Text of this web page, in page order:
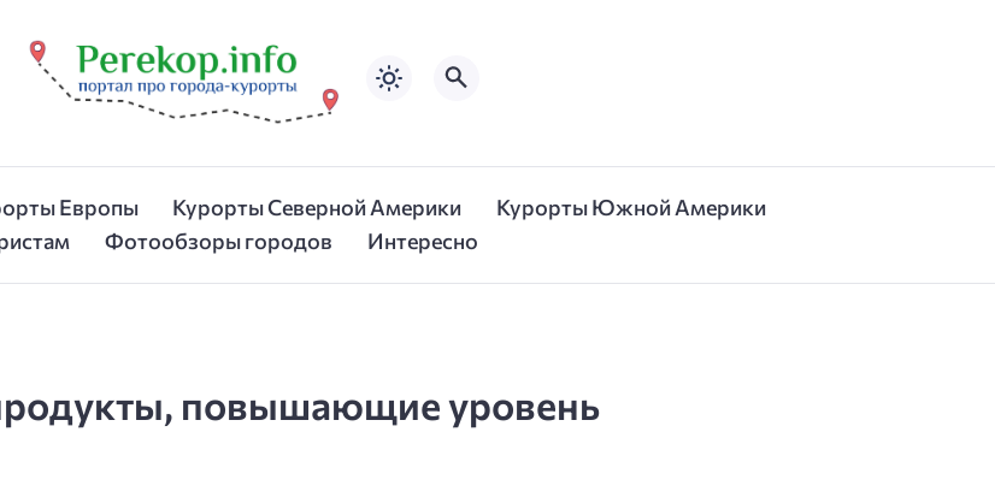
Европы Курорты Северной Америки
Курорты Южной Америки
Фотообзоры городов Интересно
повышающие уровень